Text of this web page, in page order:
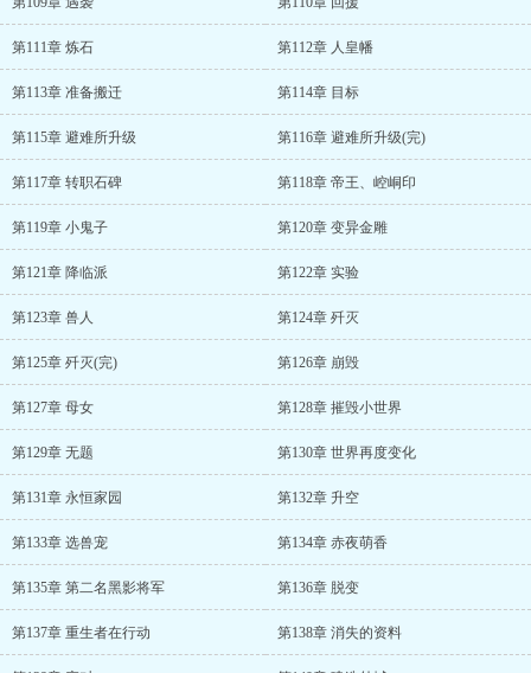
第111章 炼石 第112章 人皇幡
第113章 准备搬迁 第114章 目标
第115章 避难所升级 第116章 避难所升级(完)
第117章 转职石碑 第118章 帝王、崆峒印
第119章 小鬼子 第120章 变异金雕
第121章 降临派 第122章 实验
第123章 兽人 第124章 歼灭
第125章 歼灭(完) 第126章 崩毁
第127章 母女 第128章 摧毁小世界
第129章 无题 第130章 世界再度变化
第131章 永恒家园 第132章 升空
第133章 选兽宠 第134章 赤夜萌香
第135章 第二名黑影将军 第136章 脱变
第137章 重生者在行动 第138章 消失的资料